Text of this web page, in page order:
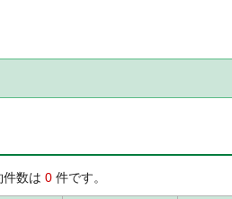
件数は 0 件です。